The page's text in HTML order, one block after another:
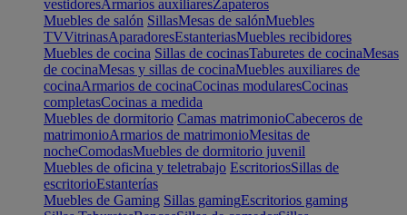
vestidoresArmarios auxiliaresZapateros
Muebles de salón SillasMesas de salónMuebles
TVVitrinasAparadoresEstanteriasMuebles recibidores
Muebles de cocina Sillas de cocinasTaburetes de cocinaMesas
de cocinaMesas y sillas de cocinaMuebles auxiliares de
cocinaArmarios de cocinaCocinas modularesCocinas
completasCocinas a medida
Muebles de dormitorio Camas matrimonioCabeceros de
matrimonioArmarios de matrimonioMesitas de
nocheComodasMuebles de dormitorio juvenil
Muebles de oficina y teletrabajo EscritoriosSillas de
escritorioEstanterías
Muebles de Gaming Sillas gamingEscritorios gaming